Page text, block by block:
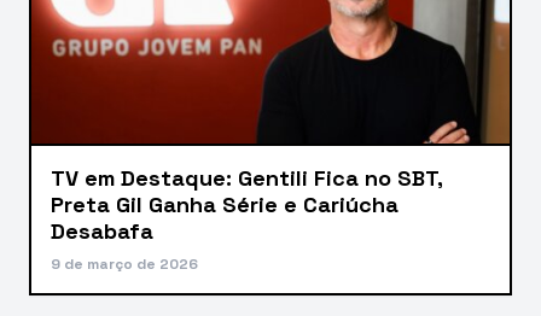
TV em Destaque: Gentili Fica no SBT,
Preta Gil Ganha Série e Cariúcha
Desabafa
9 de março de 2026